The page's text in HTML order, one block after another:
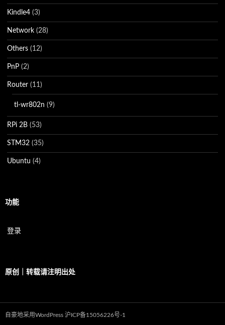
Kindle4 (3)
Network (28)
Others (12)
PnP (2)
Router (11)
tl-wr802n (9)
RPi 2B (53)
STM32 (35)
Ubuntu (4)
功能
登录
原创｜转载请注明出处
自豪地采用WordPress 沪ICP备15056226号-1